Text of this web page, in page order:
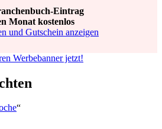
Eintrag
Monat kostenlos
und Gutschein anzeigen
Werbebanner jetzt!
“